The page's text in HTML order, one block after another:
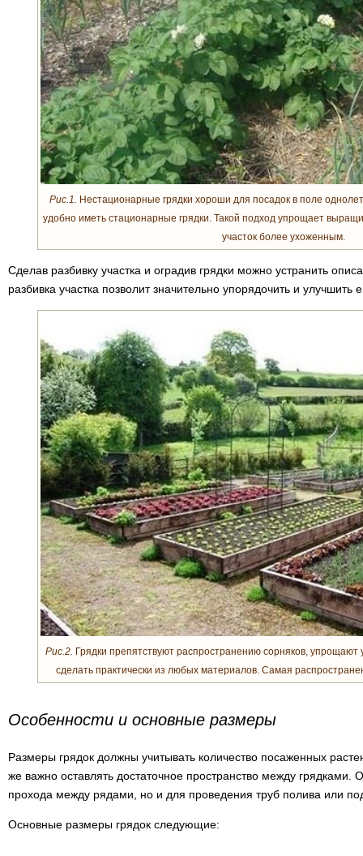
Рис.1. Нестационарные грядки хороши для посадок в поле
удобно иметь стационарные грядки. Такой подход упрощает
участок более ухоженным.
Сделав разбивку участка и оградив грядки можно устранить
разбивка участка позволит значительно упорядочить и улучшить
Рис.2. Грядки препятствуют распространению сорняков,
сделать практически из любых материалов. Самая
Особенности и основные размеры
Размеры грядок должны учитывать количество посаженных
же важно оставлять достаточное пространство между грядками.
прохода между рядами, но и для проведения труб полива или
Основные размеры грядок следующие: